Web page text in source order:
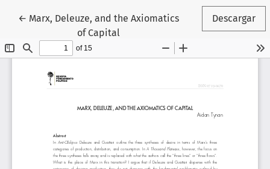
← Volver a los detalles del artículo
Marx, Deleuze, and the Axiomatics
of Capital
Descargar